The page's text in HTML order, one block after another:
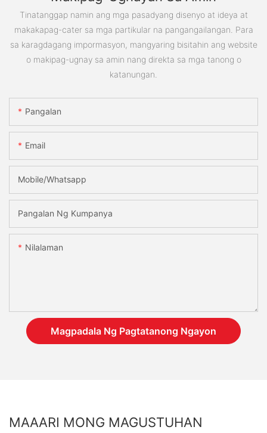
Tinatanggap namin ang mga pasadyang disenyo at ideya at
makakapag-cater sa mga partikular na pangangailangan. Para
sa karagdagang impormasyon, mangyaring bisitahin ang website
o makipag-ugnay sa amin nang direkta sa mga tanong o
katanungan.
Pangalan
Email
Mobile/Whatsapp
Pangalan Ng Kumpanya
Nilalaman
Magpadala Ng Pagtatanong Ngayon
MAAARI MONG MAGUSTUHAN